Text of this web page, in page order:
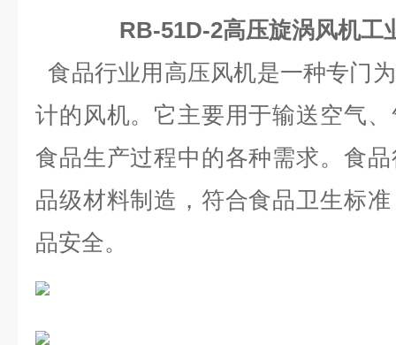
RB-51D-2高压旋涡风机工
食品行业用高压风机是一种专门
计的风机。它主要用于输送空气
食品生产过程中的各种需求。食
品级材料制造，符合食品卫生标
品安全。